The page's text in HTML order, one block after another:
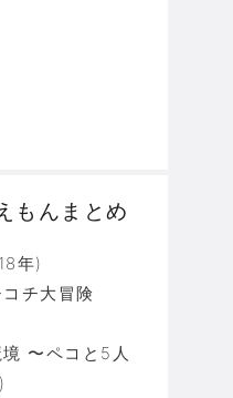
もんまとめ
年)
チ大冒険
〜ペコと5人